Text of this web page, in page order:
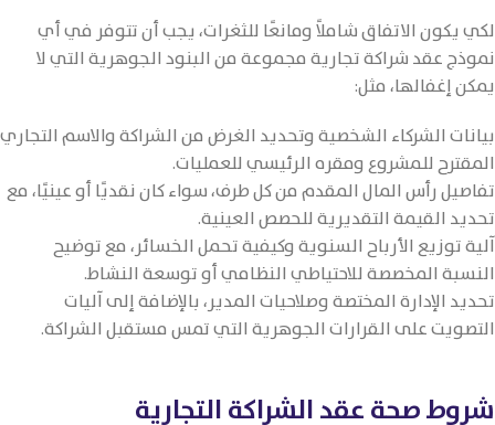
لكي يكون الاتفاق شاملاً ومانعًا للثغرات، يجب أن تتوفر في أي
نموذج عقد شراكة تجارية مجموعة من البنود الجوهرية التي لا
يمكن إغفالها، مثل:
بيانات الشركاء الشخصية وتحديد الغرض من الشراكة والاسم التجاري
المقترح للمشروع ومقره الرئيسي للعمليات.
تفاصيل رأس المال المقدم من كل طرف، سواء كان نقديًا أو عينيًا، مع
تحديد القيمة التقديرية للحصص العينية.
آلية توزيع الأرباح السنوية وكيفية تحمل الخسائر، مع توضيح
النسبة المخصصة للاحتياطي النظامي أو توسعة النشاط.
تحديد الإدارة المختصة وصلاحيات المدير، بالإضافة إلى آليات
التصويت على القرارات الجوهرية التي تمس مستقبل الشراكة.
شروط صحة عقد الشراكة التجارية